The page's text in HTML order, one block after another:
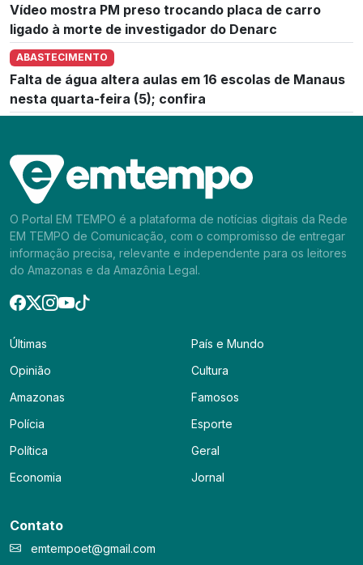
Vídeo mostra PM preso trocando placa de carro
ligado à morte de investigador do Denarc
ABASTECIMENTO
Falta de água altera aulas em 16 escolas de Manaus
nesta quarta-feira (5); confira
O Portal EM TEMPO é a plataforma de notícias digitais da Rede
EM TEMPO de Comunicação, com o compromisso de entregar
informação precisa, relevante e independente para os leitores
do Amazonas e da Amazônia Legal.
Últimas
Opinião
Amazonas
Polícia
Política
Economia
País e Mundo
Cultura
Famosos
Esporte
Geral
Jornal
Contato
emtempoet@gmail.com